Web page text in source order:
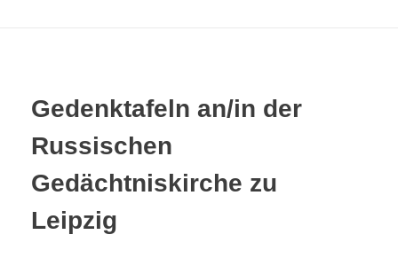
Kontakt
Gottesdienste
Wohltätigkeit
Aktivitäten
DEUTSCH
ENGLISH
Gedenktafeln an/in der
Russischen
Gedächtniskirche zu
Leipzig